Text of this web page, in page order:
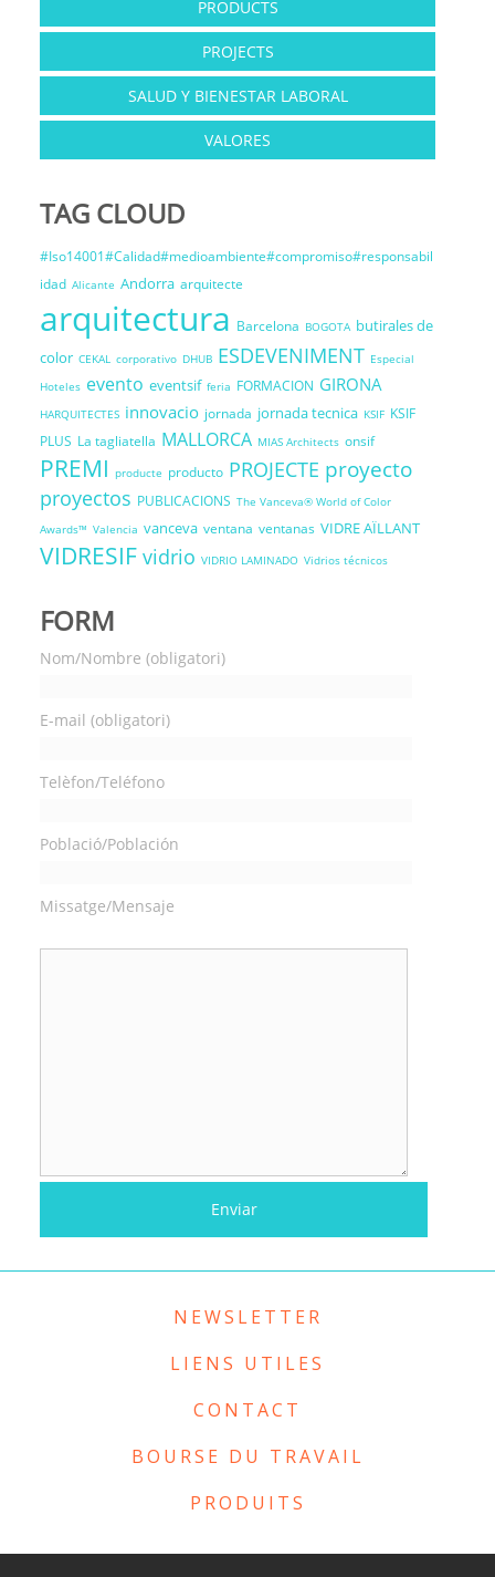
PRODUCTS
PROJECTS
SALUD Y BIENESTAR LABORAL
VALORES
TAG CLOUD
#Iso14001#Calidad#medioambiente#compromiso#responsabil
idad Alicante Andorra arquitecte
arquitectura Barcelona BOGOTA butirales de
color CEKAL corporativo DHUB ESDEVENIMENT Especial
Hoteles evento eventsif feria FORMACION GIRONA
HARQUITECTES innovacio jornada jornada tecnica KSIF KSIF
PLUS La tagliatella MALLORCA MIAS Architects onsif
PREMI producte producto PROJECTE proyecto
proyectos PUBLICACIONS The Vanceva® World of Color
Awards™ Valencia vanceva ventana ventanas VIDRE AÏLLANT
VIDRESIF vidrio VIDRIO LAMINADO Vidrios técnicos
FORM
Nom/Nombre (obligatori)
E-mail (obligatori)
Telèfon/Teléfono
Població/Población
Missatge/Mensaje
NEWSLETTER
LIENS UTILES
CONTACT
BOURSE DU TRAVAIL
PRODUITS